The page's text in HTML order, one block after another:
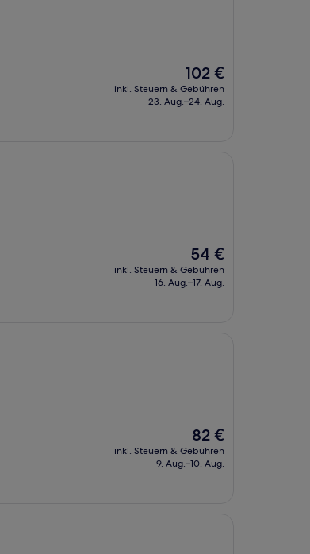
Der
Preis
beträgt
102 €
inkl. Steuern & Gebühren
23. Aug.–24. Aug.
Der
Preis
beträgt
54 €
inkl. Steuern & Gebühren
16. Aug.–17. Aug.
Der
Preis
beträgt
82 €
inkl. Steuern & Gebühren
9. Aug.–10. Aug.